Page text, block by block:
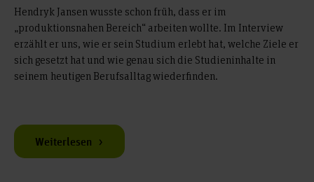
Hendryk Jansen wusste schon früh, dass er im
„produktionsnahen Bereich“ arbeiten wollte. Im Interview
erzählt er uns, wie er sein Studium erlebt hat, welche Ziele er
sich gesetzt hat und wie genau sich die Studieninhalte in
seinem heutigen Berufsalltag wiederfinden.
Weiterlesen